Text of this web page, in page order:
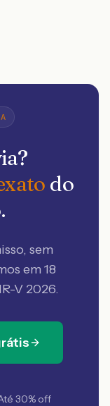
do
sem
em 18
V 2026.
30% off